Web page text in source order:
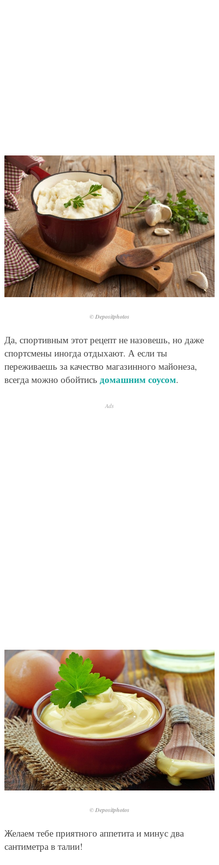
© Depositphotos
Да, спортивным этот рецепт не назовешь, но даже
спортсмены иногда отдыхают. А если ты
переживаешь за качество магазинного майонеза,
всегда можно обойтись домашним соусом.
Ads
© Depositphotos
Желаем тебе приятного аппетита и минус два
сантиметра в талии!